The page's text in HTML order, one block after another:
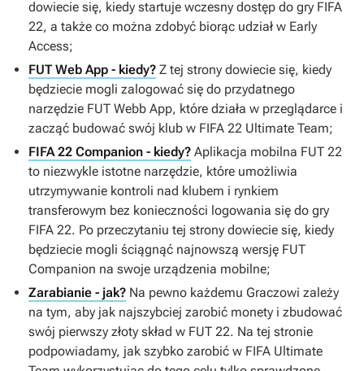
dowiecie się, kiedy startuje wczesny dostęp do gry FIFA
22, a także co można zdobyć biorąc udział w Early
Access;
FUT Web App - kiedy? Z tej strony dowiecie się, kiedy
będziecie mogli zalogować się do przydatnego
narzędzie FUT Webb App, które działa w przeglądarce i
zacząć budować swój klub w FIFA 22 Ultimate Team;
FIFA 22 Companion - kiedy? Aplikacja mobilna FUT 22
to niezwykle istotne narzędzie, które umożliwia
utrzymywanie kontroli nad klubem i rynkiem
transferowym bez konieczności logowania się do gry
FIFA 22. Po przeczytaniu tej strony dowiecie się, kiedy
będziecie mogli ściągnąć najnowszą wersję FUT
Companion na swoje urządzenia mobilne;
Zarabianie - jak? Na pewno każdemu Graczowi zależy
na tym, aby jak najszybciej zarobić monety i zbudować
swój pierwszy złoty skład w FUT 22. Na tej stronie
podpowiadamy, jak szybko zarobić w FIFA Ultimate